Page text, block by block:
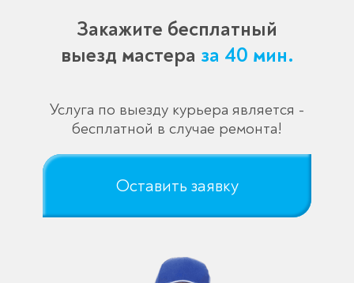
Закажите бесплатный
выезд мастера за 40 мин.
Услуга по выезду курьера является -
бесплатной в случае ремонта!
Оставить заявку